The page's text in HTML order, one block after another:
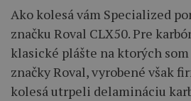
Ako kolesá vám Specialized
značku Roval CLX50. Pre
klasické plášte na ktorých
značky Roval, vyrobené však
kolesá utrpeli delamináciu